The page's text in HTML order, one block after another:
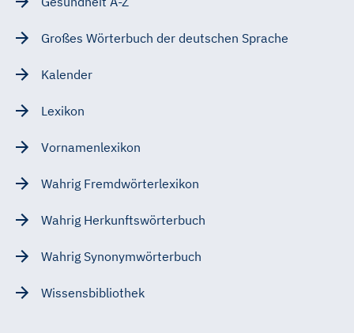
Großes Wörterbuch der deutschen Sprache
Kalender
Lexikon
Vornamenlexikon
Wahrig Fremdwörterlexikon
Wahrig Herkunftswörterbuch
Wahrig Synonymwörterbuch
Wissensbibliothek